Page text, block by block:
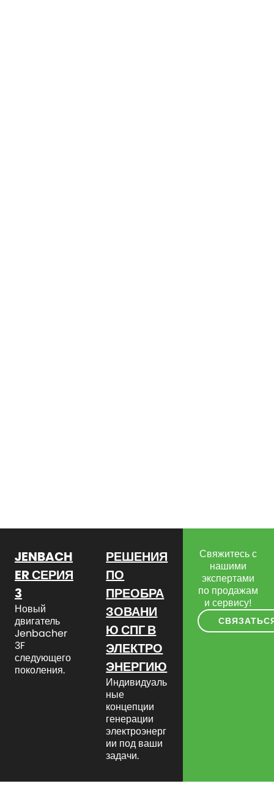
JENBACH
ER СЕРИЯ
3
Новый
двигатель
Jenbacher
3F
следующего
поколения.
РЕШЕНИЯ
ПО
ПРЕОБРА
ЗОВАНИ
Ю СПГ В
ЭЛЕКТРО
ЭНЕРГИЮ
Индивидуаль
ные
концепции
генерации
электроэнерг
ии под ваши
задачи.
Свяжитесь с
нашими
экспертами
по продажам
и сервису!